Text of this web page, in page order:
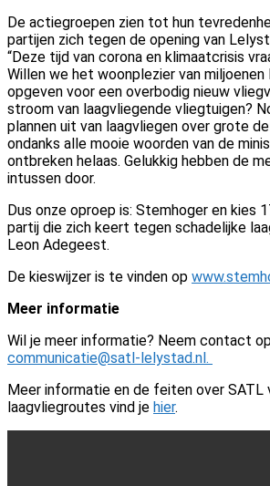
De actiegroepen zien tot hun
partijen zich tegen de opening van
“Deze tijd van corona en klimaatcrisis
Willen we het woonplezier van miljoenen
opgeven voor een overbodig nieuw
stroom van laagvliegende vliegtuigen?
plannen uit van laagvliegen over grote
ondanks alle mooie woorden van de
ontbreken helaas. Gelukkig hebben de
intussen door.
Dus onze oproep is: Stemhoger en kies
partij die zich keert tegen schadelijke
Leon Adegeest.
De kieswijzer is te vinden op
Meer informatie
Wil je meer informatie? Neem contact
communicatie@satl-lelystad.nl.
Meer informatie en de feiten over SATL
laagvliegroutes vind je hier.